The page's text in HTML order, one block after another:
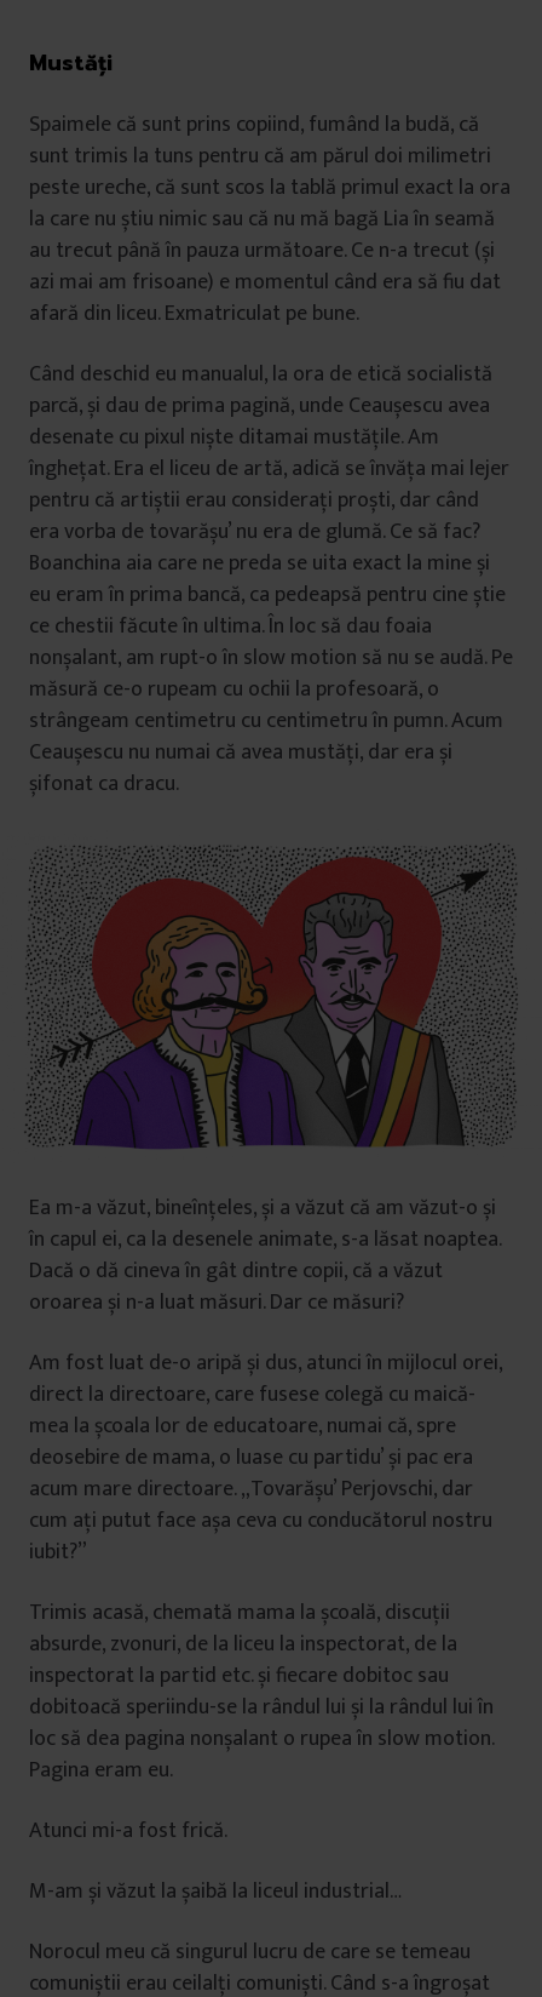
Mustăți
Spaimele că sunt prins copiind, fumând la budă, că
sunt trimis la tuns pentru că am părul doi milimetri
peste ureche, că sunt scos la tablă primul exact la ora
la care nu știu nimic sau că nu mă bagă Lia în seamă
au trecut până în pauza următoare. Ce n-a trecut (și
azi mai am frisoane) e momentul când era să fiu dat
afară din liceu. Exmatriculat pe bune.
Când deschid eu manualul, la ora de etică socialistă
parcă, și dau de prima pagină, unde Ceaușescu avea
desenate cu pixul niște ditamai mustățile. Am
înghețat. Era el liceu de artă, adică se învăța mai lejer
pentru că artiștii erau considerați proști, dar când
era vorba de tovarășu’ nu era de glumă. Ce să fac?
Boanchina aia care ne preda se uita exact la mine și
eu eram în prima bancă, ca pedeapsă pentru cine știe
ce chestii făcute în ultima. În loc să dau foaia
nonșalant, am rupt-o în slow motion să nu se audă. Pe
măsură ce-o rupeam cu ochii la profesoară, o
strângeam centimetru cu centimetru în pumn. Acum
Ceaușescu nu numai că avea mustăți, dar era și
șifonat ca dracu.
Ea m-a văzut, bineînțeles, și a văzut că am văzut-o și
în capul ei, ca la desenele animate, s-a lăsat noaptea.
Dacă o dă cineva în gât dintre copii, că a văzut
oroarea și n-a luat măsuri. Dar ce măsuri?
Am fost luat de-o aripă și dus, atunci în mijlocul orei,
direct la directoare, care fusese colegă cu maică-
mea la școala lor de educatoare, numai că, spre
deosebire de mama, o luase cu partidu’ și pac era
acum mare directoare. „Tovarășu’ Perjovschi, dar
cum ați putut face așa ceva cu conducătorul nostru
iubit?”
Trimis acasă, chemată mama la școală, discuții
absurde, zvonuri, de la liceu la inspectorat, de la
inspectorat la partid etc. și fiecare dobitoc sau
dobitoacă speriindu-se la rândul lui și la rândul lui în
loc să dea pagina nonșalant o rupea în slow motion.
Pagina eram eu.
Atunci mi-a fost frică.
M-am și văzut la șaibă la liceul industrial…
Norocul meu că singurul lucru de care se temeau
comuniștii erau ceilalți comuniști. Când s-a îngroșat